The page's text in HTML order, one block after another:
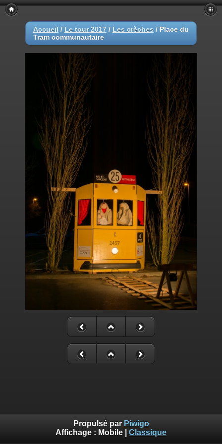
Accueil / Le tour 2017 / Les crèches / Place du
Tram communautaire
Propulsé par Piwigo
Affichage : Mobile Classique